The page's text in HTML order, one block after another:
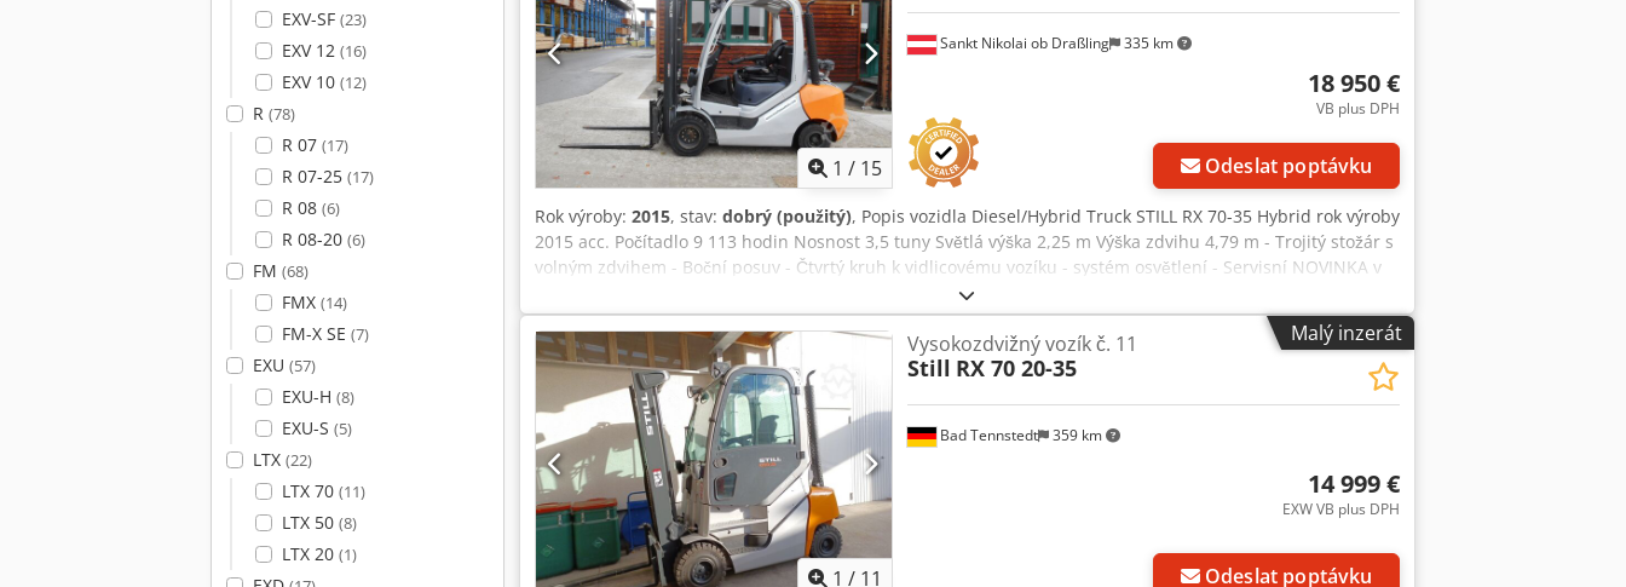
EXV-SF (23)
EXV 12 (16)
EXV 10 (12)
R (78)
R 07 (17)
R 07-25 (17)
R 08 (6)
R 08-20 (6)
FM (68)
FMX (14)
FM-X SE (7)
EXU (57)
EXU-H (8)
EXU-S (5)
LTX (22)
LTX 70 (11)
LTX 50 (8)
LTX 20 (1)
1 / 15
Sankt Nikolai ob Draßling 335 km
18 950 €
VB plus DPH
Odeslat poptávku
Rok výroby: 2015, stav: dobrý (použitý), Popis vozidla Diesel/Hybrid Truck STILL RX 70-35 Hybrid rok výroby
2015 acc. Počítadlo 9 113 hodin Nosnost 3,5 tuny Světlá výška 2,25 m Výška zdvihu 4,79 m - Trojitý stožár s
volným zdvihem - Boční posuv - Čtvrtý kruh k vidlicovému vozíku - systém osvětlení - Servisní NOVINKA v
ozubeném řemenu a vodním čerpadle - připraveno k okamžitému použití - krásný vysokozdvižný vozík
prodejní cena: 18.950,-- netto Csdop Dulvopfx Agvjha Možnost levného dodání!
Malý inzerát
1 / 11
Bad Tennstedt 359 km
Vysokozdvižný vozík č. 11
Still RX 70 20-35
14 999 €
EXW VB plus DPH
Odeslat poptávku